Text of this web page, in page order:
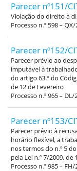
Parecer nº151/
Violação do direito à
Processo n.º 598 –
Parecer nº152/
Parecer prévio ao
imputável à
do artigo 63.º do
de 12 de Fevereiro
Processo n.º 965 – DL/
Parecer nº153/
Parecer prévio à
horário flexível, a
nos termos do n.º 5
pela Lei n.º 7/2009, de
Processo n.º 985 – FH/